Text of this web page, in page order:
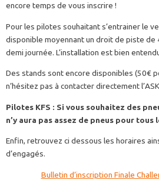
encore temps de vous inscrire !
Pour les pilotes souhaitant s’entrainer le
disponible moyennant un droit de piste de
demi journée. L’installation est bien
Des stands sont encore disponibles (50€
n’hésitez pas à contacter directement
Pilotes KFS : Si vous souhaitez des
n’y aura pas assez de pneus pour tous
Enfin, retrouvez ci dessous les horaires
d’engagés.
Bulletin d’inscription Finale